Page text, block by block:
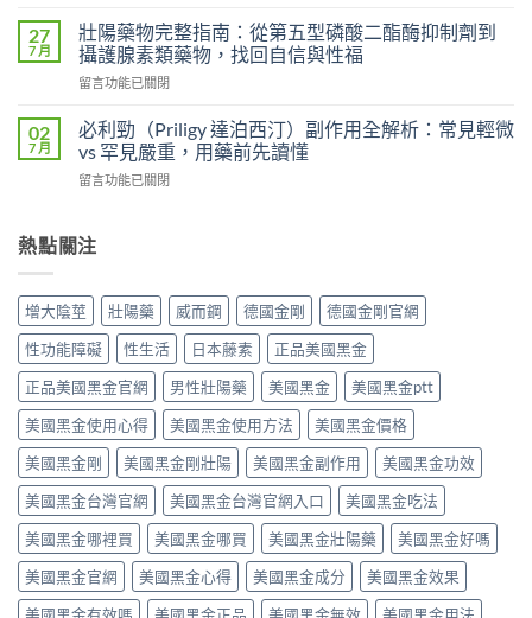
比
較：
收
度、
方
便
果
與
全
性
全
解
析〉
中
統
錠
劑
的
異
比
Kamagra
完
南〉
中
級
犀
利
士
效
他
非
達
泊
西
汀
60mg，
硬
得
起
又
撐
得
久
的
完
整
指
27
7 月
壯陽藥物完整指南：從第五型磷酸二酯酶抑制劑到
攝護腺素類藥物，找回自信與性福
在
陽
藥
物
完
南：
五
型
磷
酸
二
酯
酶
抑
制
劑
到
攝
護
腺
素
類
留言功能已關閉
02
7 月
必利勁（Priligy 達泊西汀）副作用全解析：常見輕微
vs 罕見嚴重，用藥前先讀懂
在
勁
（Priligy
泊
西
汀）
副
作
用
全
解
析：
常
見
輕
微
vs
罕
見
留言功能已關閉
熱點關注
增大陰莖 壯陽藥 威而鋼 德國金剛
德國金剛官網
性功能障礙
性生活 日本藤素
正品美國黑金
正品美國黑金官網
男性壯陽藥 美國黑金
美國黑金ptt
美國黑金使用心得
美國黑金使用方法
美國黑金價格
美國黑金剛
美國黑金剛壯陽 美國黑金副作用
美國黑金功效
美國黑金台灣官網
美國黑金台灣官網入口
美國黑金吃法
美國黑金哪裡買
美國黑金哪買 美國黑金壯陽藥
美國黑金好嗎
美國黑金官網
美國黑金心得 美國黑金成分
美國黑金效果